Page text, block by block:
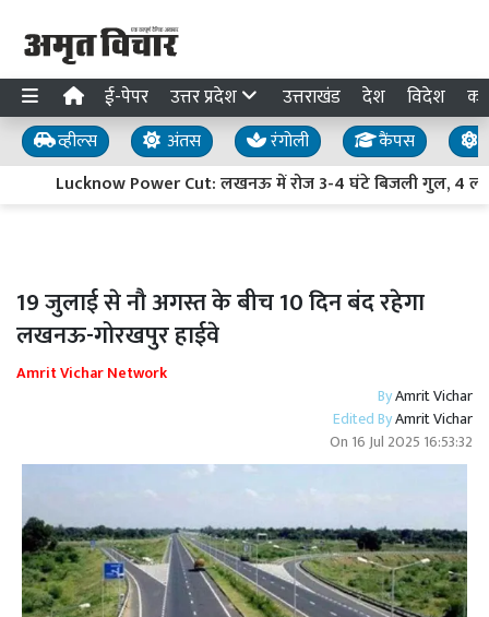
ई-पेपर उत्तर प्रदेश उत्तराखंड देश विदेश
व्हील्स अंतस रंगोली कैंपस
Lucknow Power Cut: लखनऊ में रोज 3-4 घंटे बिजली गुल, 4 लाख
19 जुलाई से नौ अगस्त के बीच 10 दिन बंद रहेगा
लखनऊ-गोरखपुर हाईवे
Amrit Vichar Network
ByAmrit Vichar
Edited ByAmrit Vichar
On 16 Jul 2025 16:53:32